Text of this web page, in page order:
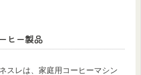
ヒー製品
スレは、家庭用コーヒーマシン